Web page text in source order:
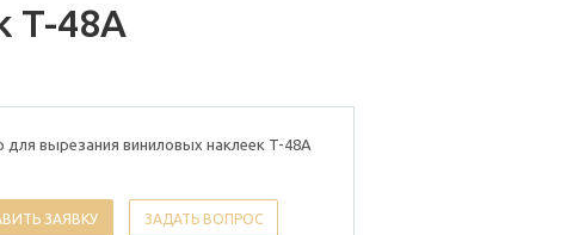
T-48A
для вырезания виниловых наклеек T-48A
ЗАЯВКУ ЗАДАТЬ ВОПРОС